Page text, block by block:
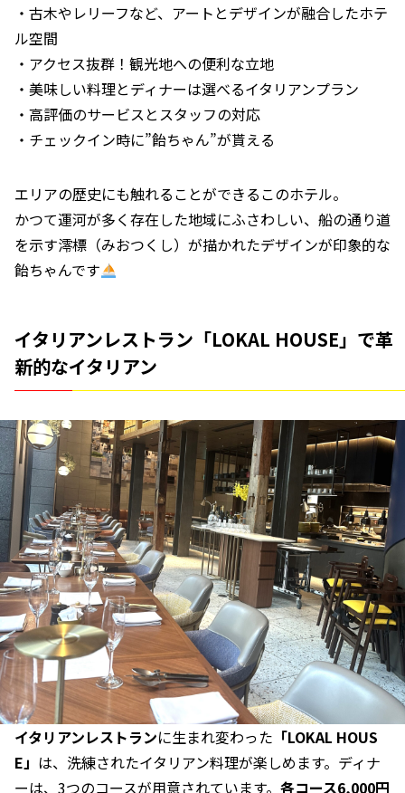
・古木やレリーフなど、アートとデザインが融合したホテ
ル空間
・アクセス抜群！観光地への便利な立地
・美味しい料理とディナーは選べるイタリアンプラン
・高評価のサービスとスタッフの対応
・チェックイン時に”飴ちゃん”が貰える
エリアの歴史にも触れることができるこのホテル。
かつて運河が多く存在した地域にふさわしい、船の通り道
を示す澪標（みおつくし）が描かれたデザインが印象的な
飴ちゃんです
イタリアンレストラン「LOKAL HOUSE」で革
新的なイタリアン
イタリアンレストランに生まれ変わった 「LOKAL HOUS
E」 は、洗練されたイタリアン料理が楽しめます。ディナ
ーは、3つのコースが用意されています。 各コース6,000円